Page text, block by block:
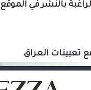
بالنشر في الموقع
تعيينات العراق